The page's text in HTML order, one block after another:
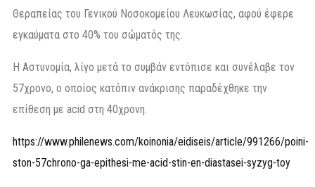
Θεραπείας του Γενικού Νοσοκομείου Λευκωσίας, αφού έφερε
εγκαύματα στο 40% του σώματός της.
Η Αστυνομία, λίγο μετά το συμβάν εντόπισε και συνέλαβε τον
57χρονο, ο οποίος κατόπιν ανάκρισης παραδέχθηκε την
επίθεση με acid στη 40χρονη.
https://www.philenews.com/koinonia/eidiseis/article/991266/poini-
ston-57chrono-ga-epithesi-me-acid-stin-en-diastasei-syzyg-toy